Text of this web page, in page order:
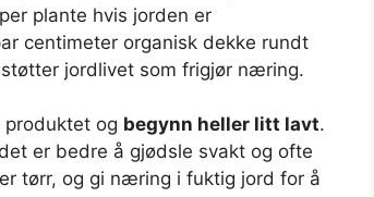
plante hvis jorden er
centimeter organisk dekke rundt
jordlivet som frigjør næring.
produktet og begynn heller litt lavt.
er bedre å gjødsle svakt og ofte
tørr, og gi næring i fuktig jord for å